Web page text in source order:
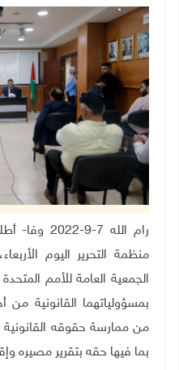
رام الله 7-
منظمة التحرير اليوم
الجمعية العامة للأمم
بمسؤولياتهما القانونية
من ممارسة حقوقه القانونية
بما فيها حقه بتقرير مصيره